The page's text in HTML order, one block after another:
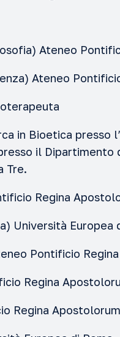
Ateneo
Ateneo
in Bioetica presso
il Dipartimento
Tre.
Regina
Università Europea
Pontificio
Regina
Regina Apostolorum